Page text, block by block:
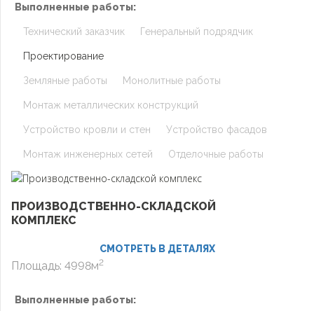
Выполненные работы:
Технический заказчик Генеральный подрядчик
Проектирование
Земляные работы Монолитные работы
Монтаж металлических конструкций
Устройство кровли и стен Устройство фасадов
Монтаж инженерных сетей Отделочные работы
ПРОИЗВОДСТВЕННО-СКЛАДСКОЙ
КОМПЛЕКС
СМОТРЕТЬ В ДЕТАЛЯХ
Площадь: 4998м2
Выполненные работы: